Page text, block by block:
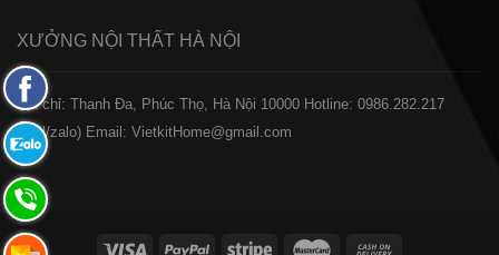
XƯỞNG NỘI THẤT HÀ NỘI
️Địa chỉ: Thanh Đa, Phúc Thọ, Hà Nội 10000 Hotline: 0986.282.217
(Call/zalo) Email: VietkitHome@gmail.com
Fanpage
Facebook
Zalo:
0865.283.168
Hotline:
0865.283.168